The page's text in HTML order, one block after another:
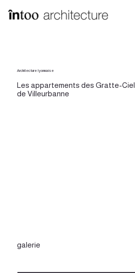
Architecture Iyonnaise
Les appartements des Gratte-Ciel
de Villeurbanne
galerie